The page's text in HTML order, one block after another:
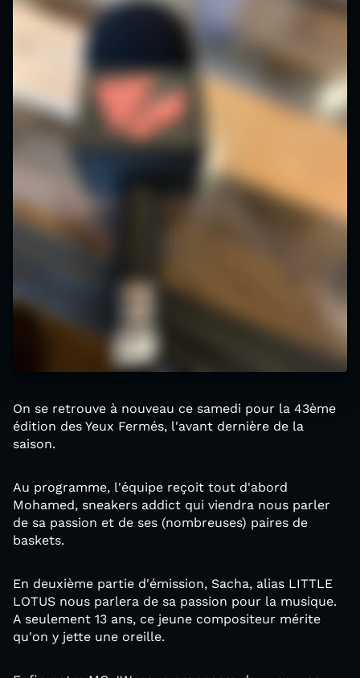
On se retrouve à nouveau ce samedi pour la 43ème
édition des Yeux Fermés, l'avant dernière de la
saison.
Au programme, l'équipe reçoit tout d'abord
Mohamed, sneakers addict qui viendra nous parler
de sa passion et de ses (nombreuses) paires de
baskets.
En deuxième partie d'émission, Sacha, alias LITTLE
LOTUS nous parlera de sa passion pour la musique.
A seulement 13 ans, ce jeune compositeur mérite
qu'on y jette une oreille.